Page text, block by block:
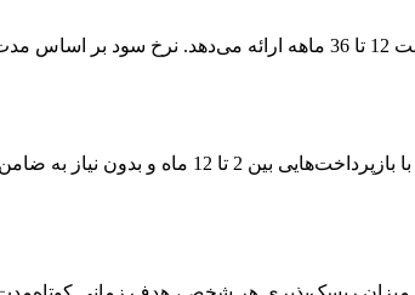
با ویپاد می‌توانید از طریق اپلیکیشن موبایل، وام‌های فوری تا 50